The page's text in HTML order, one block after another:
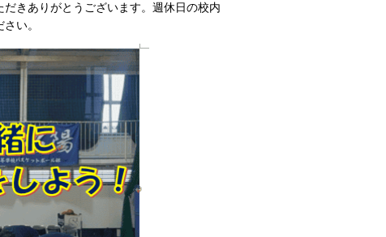
きありがとうございます。週休日の校内
い。